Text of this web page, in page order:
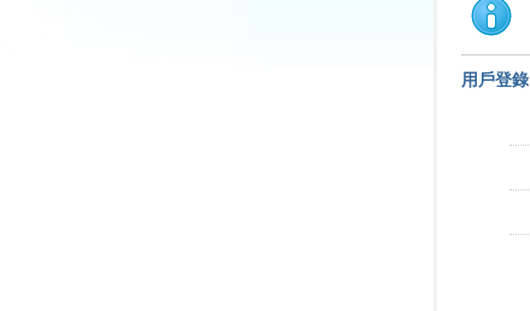
用戶登錄